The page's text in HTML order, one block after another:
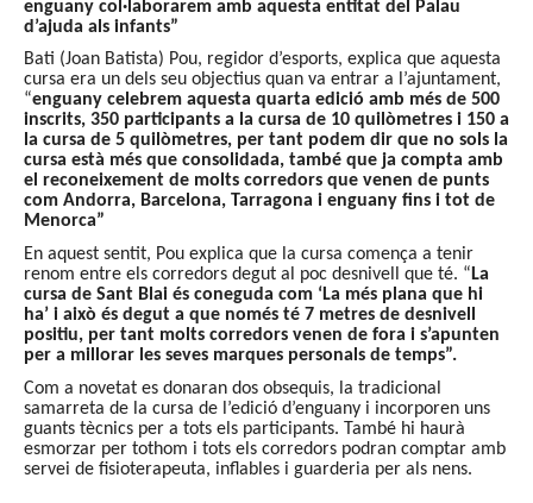
enguany col·laborarem amb aquesta entitat del Palau
d’ajuda als infants”
Bati (Joan Batista) Pou, regidor d’esports, explica que aquesta
cursa era un dels seu objectius quan va entrar a l’ajuntament,
“enguany celebrem aquesta quarta edició amb més de 500
inscrits, 350 participants a la cursa de 10 quilòmetres i 150 a
la cursa de 5 quilòmetres, per tant podem dir que no sols la
cursa està més que consolidada, també que ja compta amb
el reconeixement de molts corredors que venen de punts
com Andorra, Barcelona, Tarragona i enguany fins i tot de
Menorca”
En aquest sentit, Pou explica que la cursa comença a tenir
renom entre els corredors degut al poc desnivell que té. “ La
cursa de Sant Blai és coneguda com ‘La més plana que hi
ha’ i això és degut a que només té 7 metres de desnivell
positiu, per tant molts corredors venen de fora i s’apunten
per a millorar les seves marques personals de temps”.
Com a novetat es donaran dos obsequis, la tradicional
samarreta de la cursa de l’edició d’enguany i incorporen uns
guants tècnics per a tots els participants. També hi haurà
esmorzar per tothom i tots els corredors podran comptar amb
servei de fisioterapeuta, inflables i guarderia per als nens.